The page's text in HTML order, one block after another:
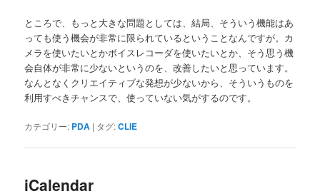
ところで、もっと大きな問題としては、結局、そういう機能はあ
っても使う機会が非常に限られているということなんですが。カ
メラを使いたいとかボイスレコーダを使いたいとか、そう思う機
会自体が非常に少ないというのを、改善したいと思っています。
なんとなくクリエイティブな発想が少ないから、そういうものを
利用すべきチャンスで、使っていない気がするのです。
カテゴリー: PDA | タグ:CLIE
iCalendar